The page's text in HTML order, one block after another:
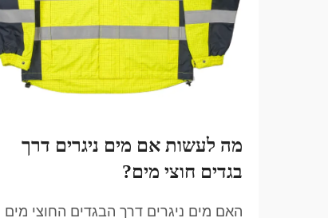
מה לעשות אם מים ניגרים דרך
בגדים חוצי מים?
האם מים ניגרים דרך הבגדים החוצי מים